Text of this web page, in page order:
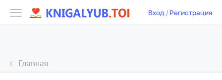
Вход/ Регистрация
Главная